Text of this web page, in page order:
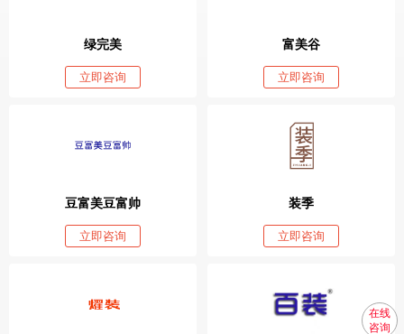
绿完美
立即咨询
富美谷
立即咨询
豆富美豆富帅
立即咨询
装季
立即咨询
在线
咨询